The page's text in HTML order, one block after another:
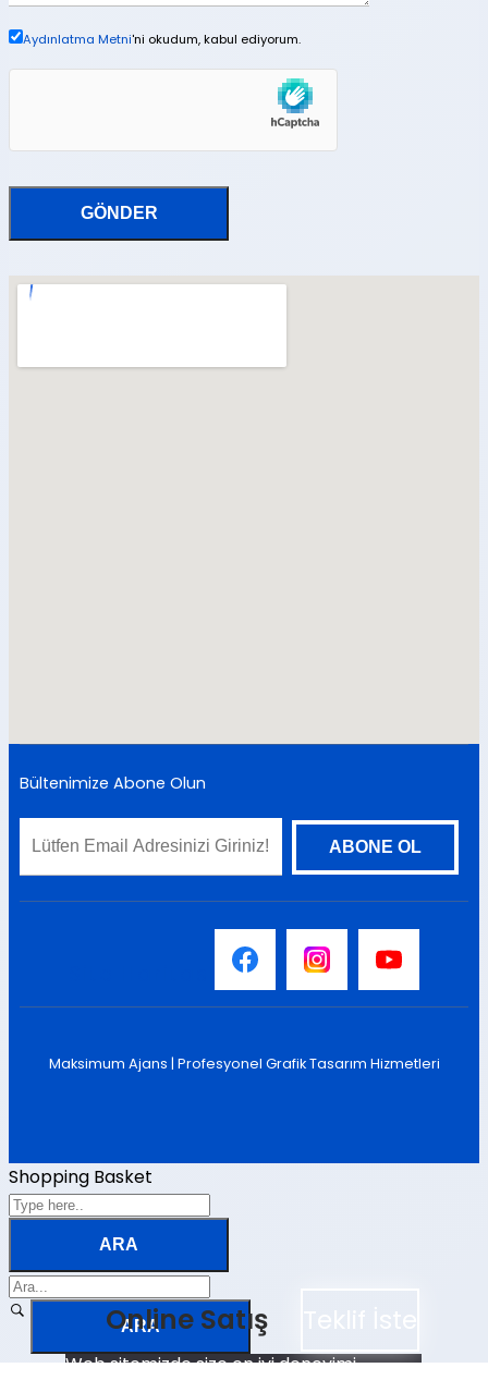
Online Satış
Aydınlatma Metni'ni okudum, kabul ediyorum.
Bültenimize Abone Olun
Maksimum Ajans | Profesyonel Grafik Tasarım Hizmetleri
Shopping Basket
Web sitemizde size en iyi deneyimi